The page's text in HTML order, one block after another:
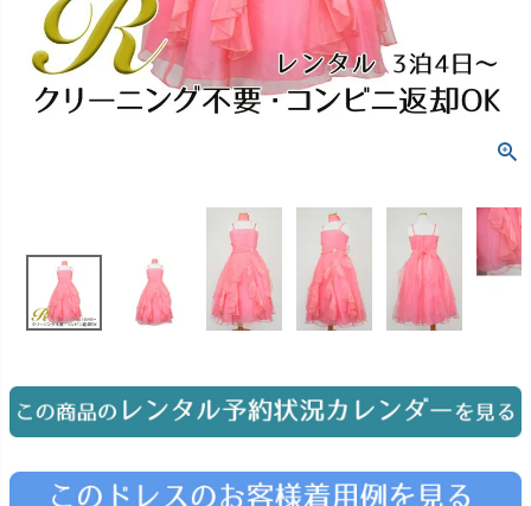
インナー・パニエ アクセサリー
ジュエリー 音楽雑貨
きちんと感のあるフォーマル 3歳・5歳・7歳の晴れの日
07 販売・共通のご案内
品質・返品・お手入れ
08 送料・お支払い
送料・決済方法
Photography
Angel's Photo Studio
予約 Web または お電話
特典 ヘアメイク・着付け